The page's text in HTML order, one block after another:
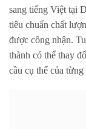
sang tiếng Việt tại
tiêu chuẩn chất
được công nhận.
thành có thể thay
cầu cụ thể của từng